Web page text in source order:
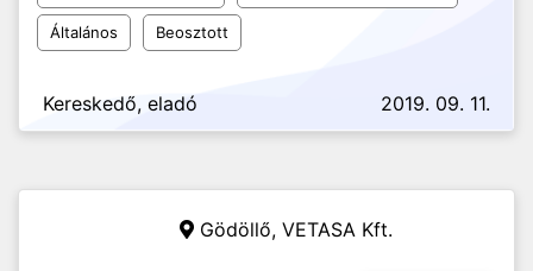
Általános Beosztott
Kereskedő, eladó 2019. 09. 11.
Gödöllő, VETASA Kft.